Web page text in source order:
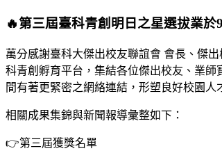
🔥第三屆臺科青創明日之星選拔業
萬分感謝臺科大傑出校友聯誼會 會長、傑
科青創孵育平台，集結各位傑出校友、業
間有著更緊密之網絡連結，形塑良好校園
相關成果集錦與新聞報導彙整如下：
👉第三屆獲獎名單